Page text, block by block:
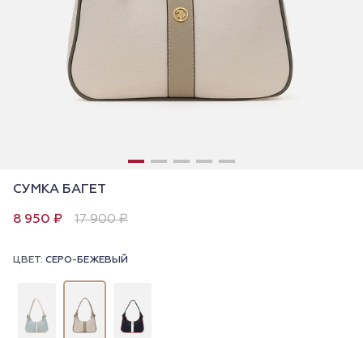
СУМКА БАГЕТ
8 950 ₽ 17 900 ₽
ЦВЕТ: СЕРО-БЕЖЕВЫЙ